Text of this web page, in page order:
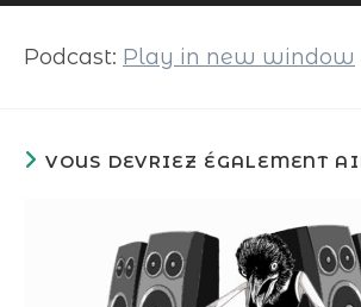
audio
Podcast: Play in new window
VOUS DEVRIEZ ÉGALEMENT